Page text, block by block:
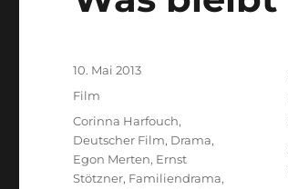
Veröffentlicht
am
10. Mai 2013
Kategorien
Film
Schlagwörter
Corinna Harfouch,
Deutscher Film, Drama,
Egon Merten, Ernst
Stötzner, Familiendrama,